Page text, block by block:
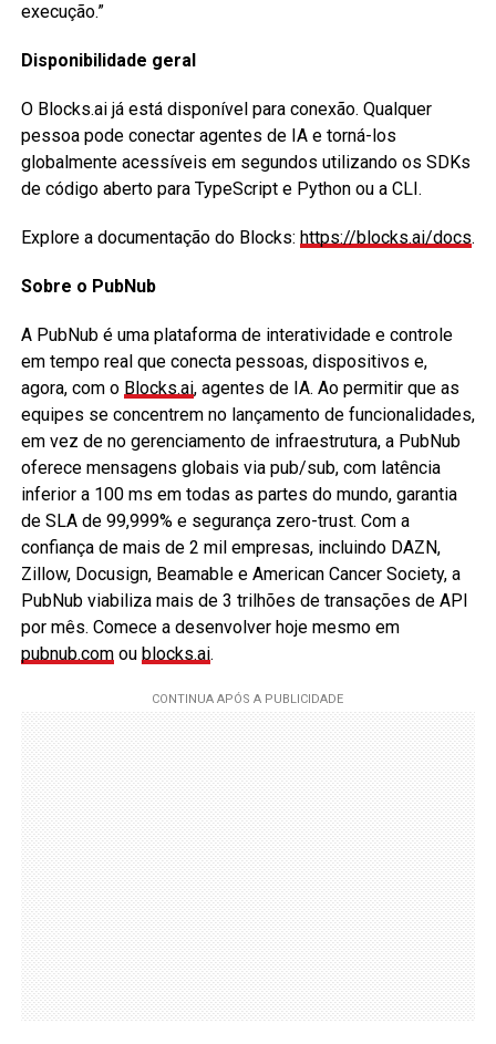
execução.”
Disponibilidade geral
O Blocks.ai já está disponível para conexão. Qualquer
pessoa pode conectar agentes de IA e torná-los
globalmente acessíveis em segundos utilizando os SDKs
de código aberto para TypeScript e Python ou a CLI.
Explore a documentação do Blocks: https://blocks.ai/docs.
Sobre o PubNub
A PubNub é uma plataforma de interatividade e controle
em tempo real que conecta pessoas, dispositivos e,
agora, com o Blocks.ai, agentes de IA. Ao permitir que as
equipes se concentrem no lançamento de funcionalidades,
em vez de no gerenciamento de infraestrutura, a PubNub
oferece mensagens globais via pub/sub, com latência
inferior a 100 ms em todas as partes do mundo, garantia
de SLA de 99,999% e segurança zero-trust. Com a
confiança de mais de 2 mil empresas, incluindo DAZN,
Zillow, Docusign, Beamable e American Cancer Society, a
PubNub viabiliza mais de 3 trilhões de transações de API
por mês. Comece a desenvolver hoje mesmo em
pubnub.comou blocks.ai.